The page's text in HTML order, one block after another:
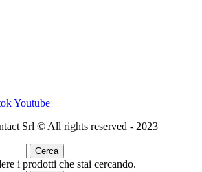
Youtube
Srl © All rights reserved - 2023
Cerca
i prodotti che stai cercando.